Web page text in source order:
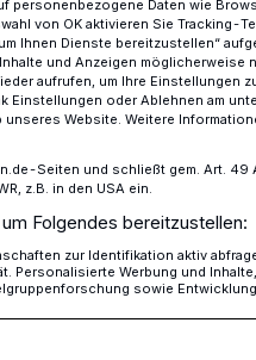
der
personenbezogene Daten wie
von OK aktivieren Sie Tracking-
Ihnen Dienste bereitzustellen“
und Anzeigen möglicherweise
aufrufen, um Ihre Einstellungen
Einstellungen oder Ablehnen am
Website. Weitere
Seiten und schließt gem. Art. 49
z.B. in den USA ein.
Folgendes bereitzustellen:
zur Identifikation aktiv
Personalisierte Werbung und
sowie